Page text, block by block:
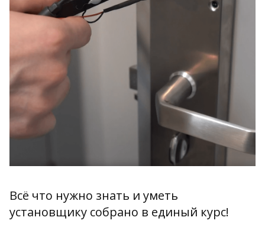
Всё что нужно знать и уметь
установщику собрано в единый курс!